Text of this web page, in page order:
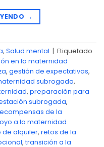
→
, Salud mental | Etiquetado
en la maternidad
, gestión de expectativas,
subrogada,
, preparación para
subrogada,
de la
a la maternidad
alquiler, retos de la
, transición a la